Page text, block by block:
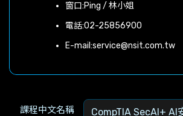
窗口:Ping / 林小姐
電話:02-25856900
E-mail:service@nsit.com.tw
課程中文名稱